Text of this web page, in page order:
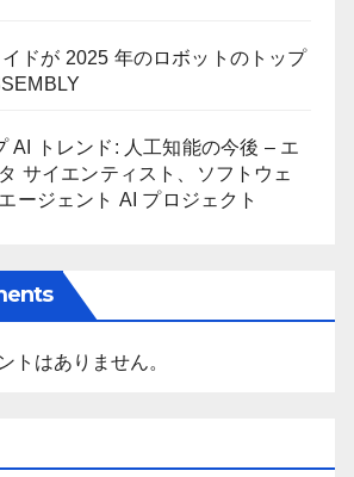
ドが 2025 年のロボットのトップ
AI トレンド: 人工知能の今後 – エ
サイエンティスト、ソフトウェ
ージェント AI プロジェクト
トはありません。